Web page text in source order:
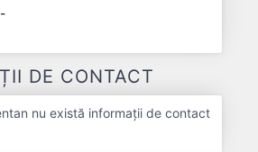
DE CONTACT
nu există informații de contact